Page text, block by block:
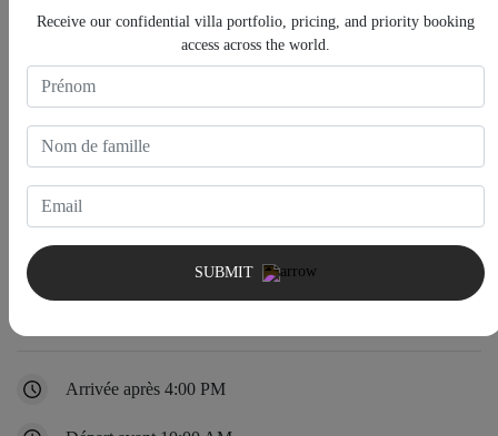
Arrivée après 4:00 PM
Receive our confidential villa portfolio, pricing, and priority booking
access across the world.
SUBMIT